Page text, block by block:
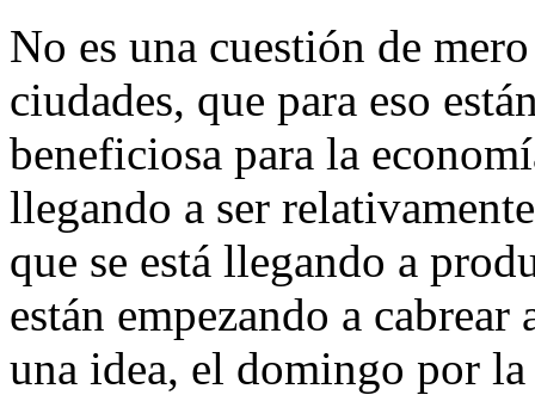
No es una cuestión de
ciudades, que para eso
beneficiosa para la
llegando a ser
que se está llegando a
están empezando a
una idea, el domingo por la